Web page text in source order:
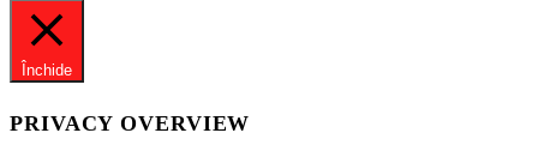
Închide
PRIVACY OVERVIEW